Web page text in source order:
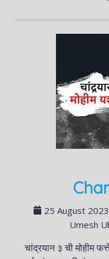
25 August 2023
Umesh
चांद्रयान ३ ची मोहीम फत्ते, भारतानं इतिहास रचला, इस्त्रोचं स्वप्न